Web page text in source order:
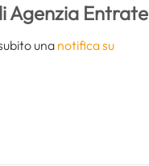
Agenzia Entrate
una notifica su